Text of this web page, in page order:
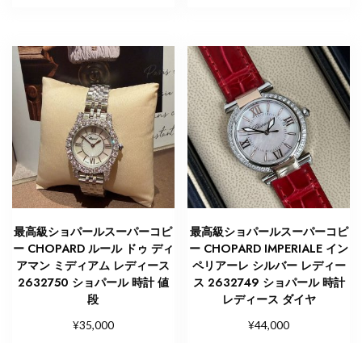
最高級ショパールスーパーコピ
ー CHOPARD ルール ドゥ ディ
アマン ミディアム レディース
2632750 ショパール 時計 値
段
¥35,000
最高級ショパールスーパーコピ
ー CHOPARD IMPERIALE イン
ペリアーレ シルバー レディー
ス 2632749 ショパール 時計
レディース ダイヤ
¥44,000